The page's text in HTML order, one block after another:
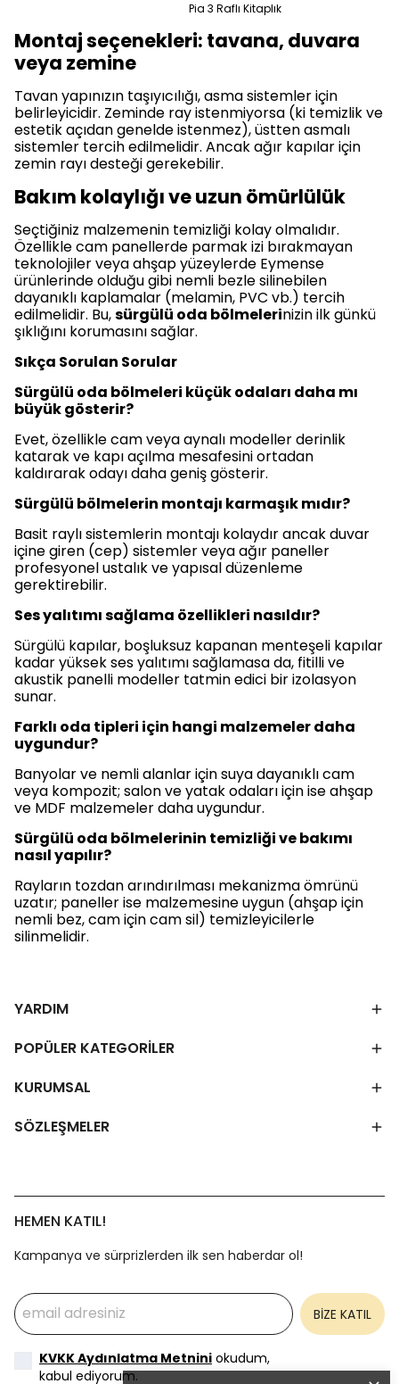
Pia 3 Raflı Kitaplık
Montaj seçenekleri: tavana, duvara
veya zemine
Tavan yapınızın taşıyıcılığı, asma sistemler için
belirleyicidir. Zeminde ray istenmiyorsa (ki temizlik ve
estetik açıdan genelde istenmez), üstten asmalı
sistemler tercih edilmelidir. Ancak ağır kapılar için
zemin rayı desteği gerekebilir.
Bakım kolaylığı ve uzun ömürlülük
Seçtiğiniz malzemenin temizliği kolay olmalıdır.
Özellikle cam panellerde parmak izi bırakmayan
teknolojiler veya ahşap yüzeylerde Eymense
ürünlerinde olduğu gibi nemli bezle silinebilen
dayanıklı kaplamalar (melamin, PVC vb.) tercih
edilmelidir. Bu,sürgülü oda bölmelerinizin ilk günkü
şıklığını korumasını sağlar.
Sıkça Sorulan Sorular
Sürgülü oda bölmeleri küçük odaları daha mı
büyük gösterir?
Evet, özellikle cam veya aynalı modeller derinlik
katarak ve kapı açılma mesafesini ortadan
kaldırarak odayı daha geniş gösterir.
Sürgülü bölmelerin montajı karmaşık mıdır?
Basit raylı sistemlerin montajı kolaydır ancak duvar
içine giren (cep) sistemler veya ağır paneller
profesyonel ustalık ve yapısal düzenleme
gerektirebilir.
Ses yalıtımı sağlama özellikleri nasıldır?
Sürgülü kapılar, boşluksuz kapanan menteşeli kapılar
kadar yüksek ses yalıtımı sağlamasa da, fitilli ve
akustik panelli modeller tatmin edici bir izolasyon
sunar.
Farklı oda tipleri için hangi malzemeler daha
uygundur?
Banyolar ve nemli alanlar için suya dayanıklı cam
veya kompozit; salon ve yatak odaları için ise ahşap
ve MDF malzemeler daha uygundur.
Sürgülü oda bölmelerinin temizliği ve bakımı
nasıl yapılır?
Rayların tozdan arındırılması mekanizma ömrünü
uzatır; paneller ise malzemesine uygun (ahşap için
nemli bez, cam için cam sil) temizleyicilerle
silinmelidir.
YARDIM
POPÜLER KATEGORİLER
KURUMSAL
SÖZLEŞMELER
HEMEN KATIL!
Kampanya ve sürprizlerden ilk sen haberdar ol!
BİZE KATIL
KVKK Aydınlatma Metnini okudum,
kabul ediyorum.